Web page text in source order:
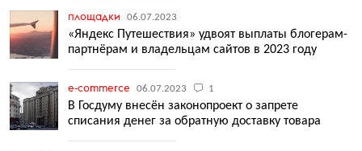
площадки 06.07.2023
«Яндекс Путешествия» удвоят выплаты блогерам-
партнёрам и владельцам сайтов в 2023 году
e-commerce 06.07.2023 1
В Госдуму внесён законопроект о запрете
списания денег за обратную доставку товара